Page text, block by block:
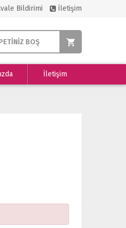
Bildirimi İletişim
BOŞ
İletişim